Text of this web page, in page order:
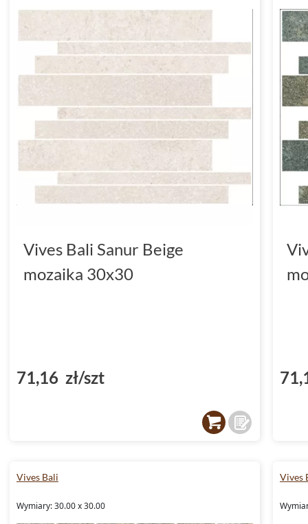
Vives Bali Sanur Beige
mozaika 30x30
71,16 zł/szt
Vives Bali
Wymiary: 30.00 x 30.00
Vives